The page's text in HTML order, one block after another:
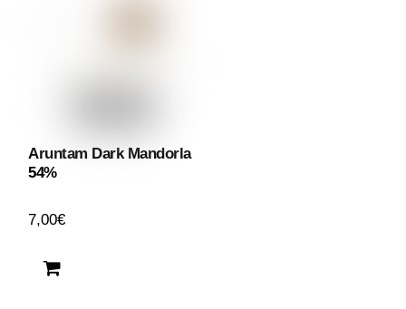
Aruntam Dark Mandorla
54%
7,00€